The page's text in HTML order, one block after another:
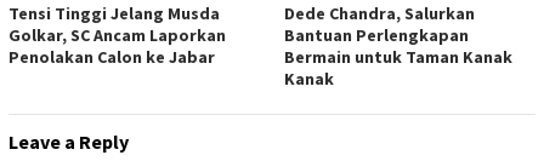
Tensi Tinggi Jelang Musda
Golkar, SC Ancam Laporkan
Penolakan Calon ke Jabar
Dede Chandra, Salurkan
Bantuan Perlengkapan
Bermain untuk Taman Kanak
Kanak
Leave a Reply